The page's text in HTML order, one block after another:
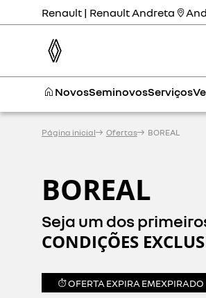
Renault | Renault Andreta
NovosSeminovosServiços
Página inicial Ofertas BOREAL
BOREAL
Seja um dos
CONDIÇÕES
OFERTA EXPIRA EMEXPIRADO